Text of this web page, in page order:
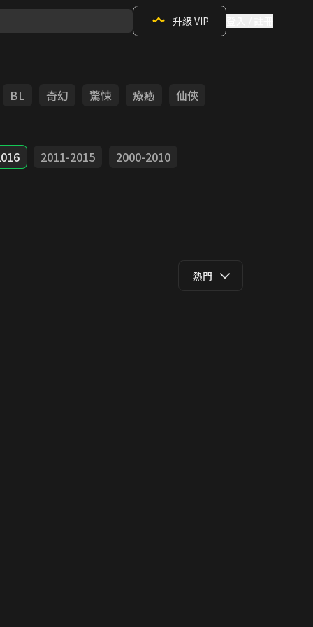
升級 VIP
BL 奇幻 驚悚 療癒 仙俠
2011-2015 2000-2010
熱門